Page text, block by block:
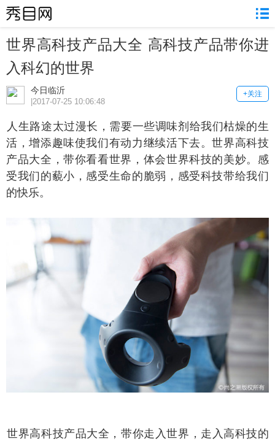
世界高科技产品大全 高科技产品带你进
入科幻的世界
今日临沂 +关注
|2017-07-25 10:06:48
路途太过漫长，需要一些调味剂给我们枯燥的生
活，增添趣味使我们有动力继续活下去。世界高科技
产品大全，带你看看世界，体会世界科技的美妙。感
受我们的藐小，感受生命的脆弱，感受科技带给我们
的快乐。
高科技产品大全，带你走入世界，走入高科技的